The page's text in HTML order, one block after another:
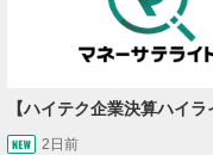
画を再生または
2日前